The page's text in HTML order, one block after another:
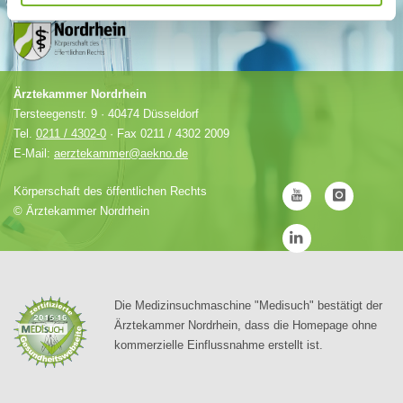
Ärztekammer Nordrhein
Tersteegenstr. 9 · 40474 Düsseldorf
Tel. 0211 / 4302-0 · Fax 0211 / 4302 2009
E-Mail: aerztekammer@aekno.de
Körperschaft des öffentlichen Rechts
© Ärztekammer Nordrhein
Die Medizinsuchmaschine "Medisuch" bestätigt der
Ärztekammer Nordrhein, dass die Homepage ohne
kommerzielle Einflussnahme erstellt ist.